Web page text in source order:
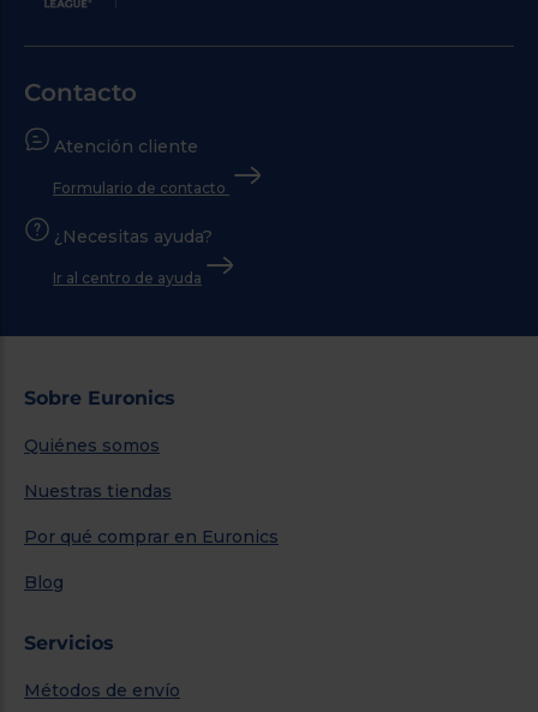
Contacto
Atención cliente
Formulario de contacto
¿Necesitas ayuda?
Ir al centro de ayuda
Sobre Euronics
Quiénes somos
Nuestras tiendas
Por qué comprar en Euronics
Blog
Servicios
Métodos de envío